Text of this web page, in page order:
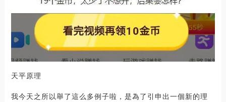
天平原理
我今天之所以舉了這么多例子啦，是為了引申出一個新的理